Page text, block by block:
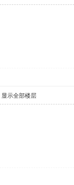
显示全部楼层